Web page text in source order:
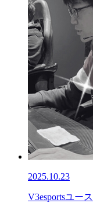
2025.10.23
V3esportsユー